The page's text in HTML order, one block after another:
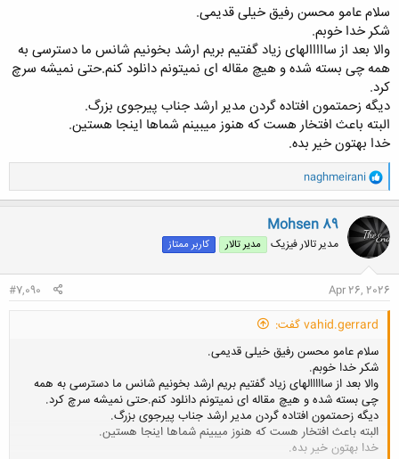
کلیک کنید تا باز شود...
سلام عامو محسن رفیق خیلی قدیمی.
شکر خدا خوبم.
والا بعد از سااااالهای زیاد گفتیم بریم ارشد بخونیم شانس ما دسترسی به
همه چی بسته شده و هیچ مقاله ای نمیتونم دانلود کنم.حتی نمیشه سرچ
کرد.
دیگه زحمتمون افتاده گردن مدیر ارشد جناب پیرجوی بزرگ.
البته باعث افتخار هست که هنوز میبینم شماها اینجا هستین.
خدا بهتون خیر بده.
و
ا
ک
ن
ش
ه
ا
naghmeirani
Mohsen 89
مدیر تالار فیزیک مدیر تالار کاربر ممتاز
Apr 26, 2026
#7,090
vahid.gerrard گفت:
سلام عامو محسن رفیق خیلی قدیمی.
شکر خدا خوبم.
والا بعد از سااااالهای زیاد گفتیم بریم ارشد بخونیم شانس ما دسترسی به همه
چی بسته شده و هیچ مقاله ای نمیتونم دانلود کنم.حتی نمیشه سرچ کرد.
دیگه زحمتمون افتاده گردن مدیر ارشد جناب پیرجوی بزرگ.
البته باعث افتخار هست که هنوز میبینم شماها اینجا هستین.
خدا بهتون خیر بده.